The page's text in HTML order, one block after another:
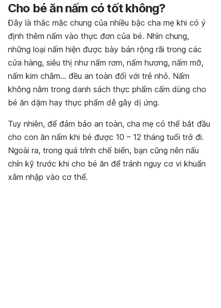
Cho bé ăn nấm có tốt không?
Đây là thắc mắc chung của nhiều bậc cha mẹ khi có ý
định thêm nấm vào thực đơn của bé. Nhìn chung,
những loại nấm hiện được bày bán rộng rãi trong các
cửa hàng, siêu thị như nấm rơm, nấm hương, nấm mỡ,
nấm kim châm… đều an toàn đối với trẻ nhỏ. Nấm
không nằm trong danh sách thực phẩm cấm dùng cho
bé ăn dặm hay thực phẩm dễ gây dị ứng.
Tuy nhiên, để đảm bảo an toàn, cha mẹ có thể bắt đầu
cho con ăn nấm khi bé được 10 – 12 tháng tuổi trở đi.
Ngoài ra, trong quá trình chế biến, bạn cũng nên nấu
chín kỹ trước khi cho bé ăn để tránh nguy cơ vi khuẩn
xâm nhập vào cơ thể.